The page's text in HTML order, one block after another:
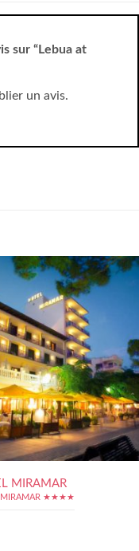
sur “Lebua at
un avis.
MIRAMAR
MIRAMAR ★★★★